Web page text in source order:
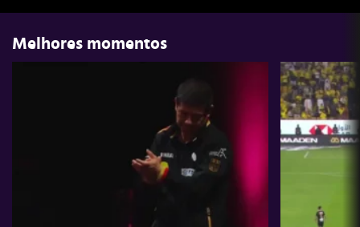
Melhores momentos